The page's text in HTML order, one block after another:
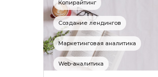
Копирайтинг
Создание лендингов
Маркетинговая аналитика
Web-аналитика